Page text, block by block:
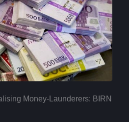
Money-Launderers: BIRN